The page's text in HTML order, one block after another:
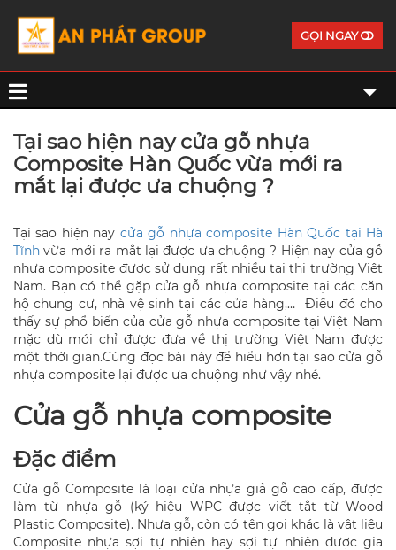
GỌI NGAY
Tại sao hiện nay cửa gỗ nhựa
Composite Hàn Quốc vừa mới ra
mắt lại được ưa chuộng ?
Tại sao hiện nay cửa gỗ nhựa composite Hàn Quốc tại Hà
Tĩnh vừa mới ra mắt lại được ưa chuộng ? Hiện nay cửa gỗ
nhựa composite được sử dụng rất nhiều tại thị trường Việt
Nam. Bạn có thể gặp cửa gỗ nhựa composite tại các căn
hộ chung cư, nhà vệ sinh tại các cửa hàng,… Điều đó cho
thấy sự phổ biến của cửa gỗ nhựa composite tại Việt Nam
mặc dù mới chỉ được đưa về thị trường Việt Nam được
một thời gian.Cùng đọc bài này để hiểu hơn tại sao cửa gỗ
nhựa composite lại được ưa chuộng như vậy nhé.
Cửa gỗ nhựa composite
Đặc điểm
Cửa gỗ Composite là loại cửa nhựa giả gỗ cao cấp, được
làm từ nhựa gỗ (ký hiệu WPC được viết tắt từ Wood
Plastic Composite). Nhựa gỗ, còn có tên gọi khác là vật liệu
Composite nhựa sợi tự nhiên hay sợi tự nhiên được gia